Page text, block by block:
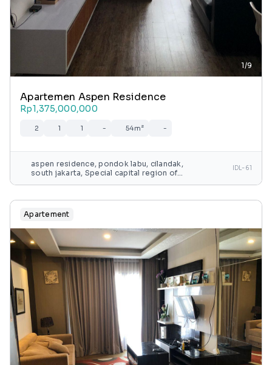
1/9
Apartemen Aspen Residence
Rp1,375,000,000
2 1 1 - 54m² -
aspen residence, pondok labu, cilandak,
south jakarta, Special capital region of
IDL-61
Apartement